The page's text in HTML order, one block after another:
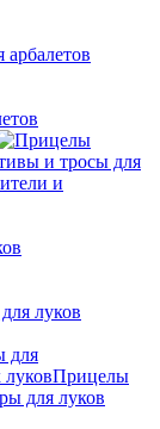
и тросы для
и
луков
для
Прицелы
для луков